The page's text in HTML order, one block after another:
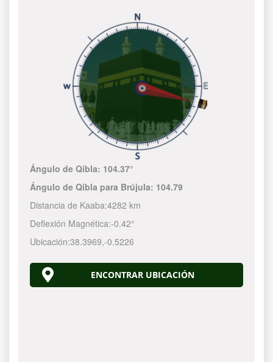
Ángulo de Qibla: 104.37°
Ángulo de Qibla para Brújula: 104.79
Distancia de Kaaba:4282 km
Deflexión Magnética:-0.42°
Ubicación:38.3969,-0.5226
ENCONTRAR UBICACIÓN